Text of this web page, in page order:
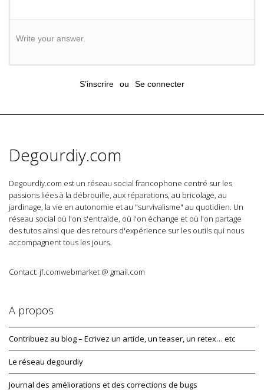
Write your answer.
S’inscrire ou Se connecter
Degourdiy.com
Degourdiy.com est un réseau social francophone centré sur les
passions liées à la débrouille, aux réparations, au bricolage, au
jardinage, la vie en autonomie et au "survivalisme" au quotidien. Un
réseau social où l'on s'entraide, où l'on échange et où l'on partage
des tutos ainsi que des retours d'expérience sur les outils qui nous
accompagnent tous les jours.
Contact: jf.comwebmarket @ gmail.com
A propos
Contribuez au blog – Ecrivez un article, un teaser, un retex… etc
Le réseau degourdiy
Journal des améliorations et des corrections de bugs